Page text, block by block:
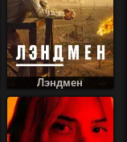
Лэндмен